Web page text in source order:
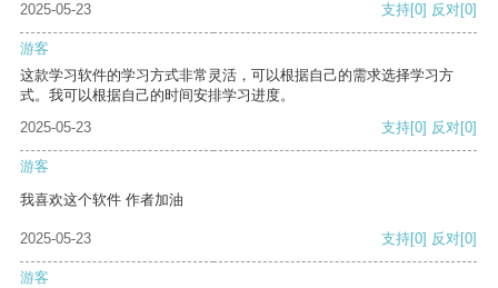
2025-05-23 支持[0] 反对[0]
游客
这款学习软件的学习方式非常灵活，可以根据自己的需求选择学习方
式。我可以根据自己的时间安排学习进度。
2025-05-23
支持[0] 反对[0]
游客
我喜欢这个软件 作者加油
2025-05-23 支持[0] 反对[0]
游客